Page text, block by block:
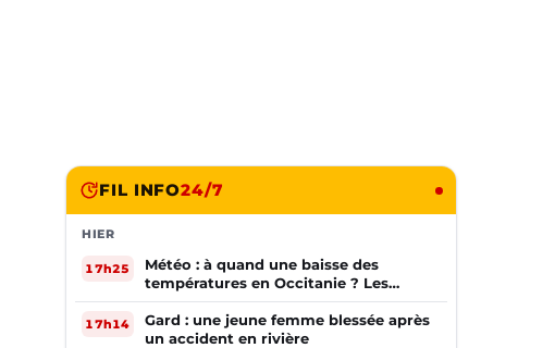
FIL INFO24/7
HIER
17h25
Météo : à quand une baisse des
températures en Occitanie ? Les
prévisions
17h14
Gard : une jeune femme blessée après
un accident en rivière